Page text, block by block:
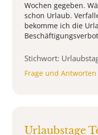
Wochen gegeben.
schon Urlaub.
bekomme ich die
Stichwort:
Frage und Antworten
Urlaubstage